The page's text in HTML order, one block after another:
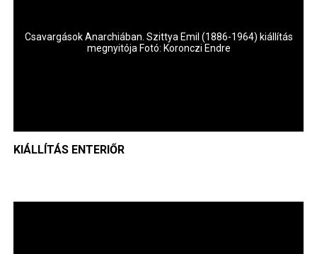
Csavargások Anarchiában. Szittya Emil (1886-1964) kiállítás
megnyitója Fotó: Koronczi Endre
KIÁLLÍTÁS ENTERIŐR